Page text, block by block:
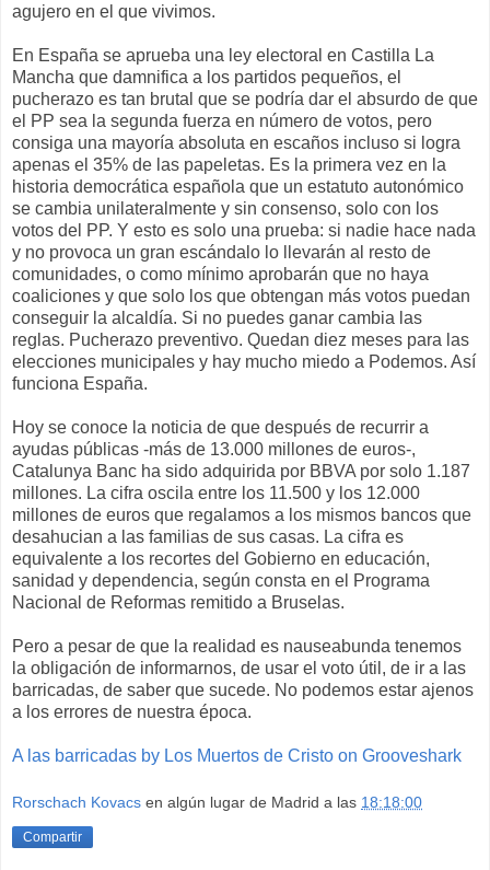
agujero en el que vivimos.
En España se aprueba una ley electoral en Castilla La
Mancha que damnifica a los partidos pequeños, el
pucherazo es tan brutal que se podría dar el absurdo de que
el PP sea la segunda fuerza en número de votos, pero
consiga una mayoría absoluta en escaños incluso si logra
apenas el 35% de las papeletas. Es la primera vez en la
historia democrática española que un estatuto autonómico
se cambia unilateralmente y sin consenso, solo con los
votos del PP. Y esto es solo una prueba: si nadie hace nada
y no provoca un gran escándalo lo llevarán al resto de
comunidades, o como mínimo aprobarán que no haya
coaliciones y que solo los que obtengan más votos puedan
conseguir la alcaldía. Si no puedes ganar cambia las
reglas. Pucherazo preventivo. Quedan diez meses para las
elecciones municipales y hay mucho miedo a Podemos. Así
funciona España.
Hoy se conoce la noticia de que después de recurrir a
ayudas públicas -más de 13.000 millones de euros-,
Catalunya Banc ha sido adquirida por BBVA por solo 1.187
millones. La cifra oscila entre los 11.500 y los 12.000
millones de euros que regalamos a los mismos bancos que
desahucian a las familias de sus casas. La cifra es
equivalente a los recortes del Gobierno en educación,
sanidad y dependencia, según consta en el Programa
Nacional de Reformas remitido a Bruselas.
Pero a pesar de que la realidad es nauseabunda tenemos
la obligación de informarnos, de usar el voto útil, de ir a las
barricadas, de saber que sucede. No podemos estar ajenos
a los errores de nuestra época.
A las barricadas by Los Muertos de Cristo on Grooveshark
Rorschach Kovacs en algún lugar de Madrid a las 18:18:00
Compartir